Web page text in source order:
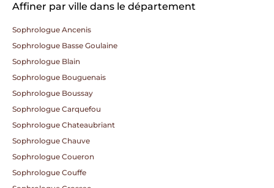
Affiner par ville dans le département
Sophrologue Ancenis
Sophrologue Basse Goulaine
Sophrologue Blain
Sophrologue Bouguenais
Sophrologue Boussay
Sophrologue Carquefou
Sophrologue Chateaubriant
Sophrologue Chauve
Sophrologue Coueron
Sophrologue Couffe